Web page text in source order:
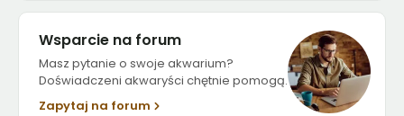
Wsparcie na forum
Masz pytanie o swoje akwarium?
Doświadczeni akwaryści chętnie pomogą.
Zapytaj na forum